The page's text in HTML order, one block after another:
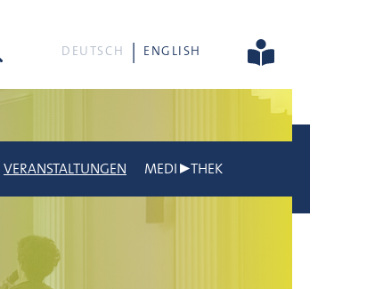
DEUTSCH ENGLISH
VERANSTALTUNGEN MEDI▶THEK